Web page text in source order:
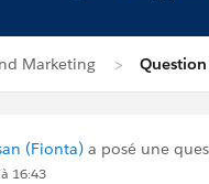
Marketing Question
(Fionta) a posé une
16:43